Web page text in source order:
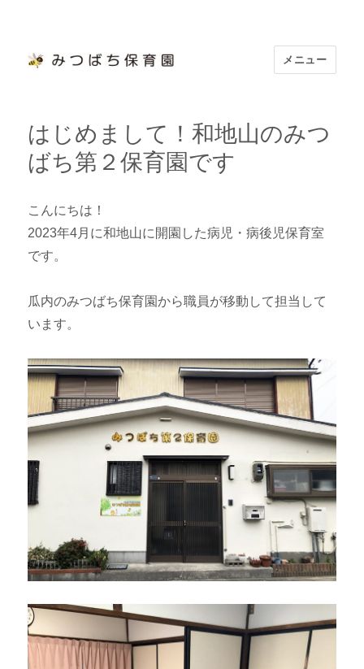
メニュー
はじめまして！和地山のみつ
ばち第２保育園です
こんにちは！
2023年4月に和地山に開園した病児・病後児保育室
です。
瓜内のみつばち保育園から職員が移動して担当して
います。